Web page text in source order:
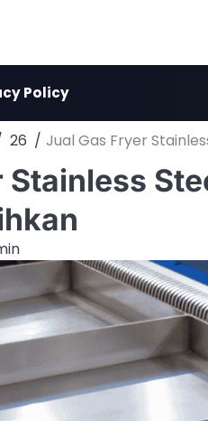
Policy
26 Jual Gas Fryer